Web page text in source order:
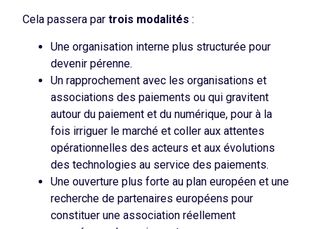
Cela passera partrois modalités :
Une organisation interne plus structurée pour
devenir pérenne.
Un rapprochement avec les organisations et
associations des paiements ou qui gravitent
autour du paiement et du numérique, pour à la
fois irriguer le marché et coller aux attentes
opérationnelles des acteurs et aux évolutions
des technologies au service des paiements.
Une ouverture plus forte au plan européen et une
recherche de partenaires européens pour
constituer une association réellement